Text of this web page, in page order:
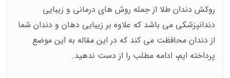
روکش دندان طلا از جمله روش های درمانی و زیبایی
دندانپزشکی می باشد که علاوه بر زیبایی دهان و دندان شما
از دندان محافظت می کند که در این مقاله به این موضع
پرداخته ایم، ادامه مطلب را از دست ندهید.